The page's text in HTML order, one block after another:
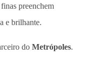
preenchem
e brilhante.
do Metrópoles.